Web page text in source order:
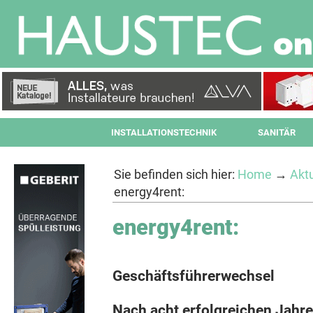
INSTALLATIONSTECHNIK SANITÄR
Sie befinden sich hier: Home →
energy4rent:
energy4rent:
Geschäftsführerwechsel